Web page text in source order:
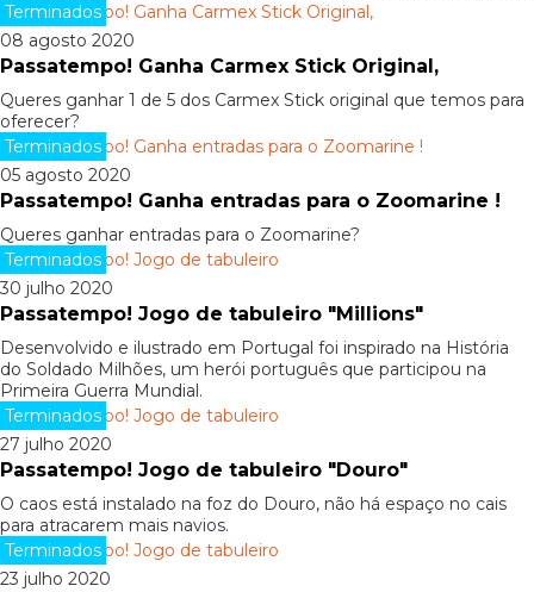
Terminados
08 agosto 2020
Passatempo! Ganha Carmex Stick Original,
Queres ganhar 1 de 5 dos Carmex Stick original que temos para
oferecer?
Terminados
05 agosto 2020
Passatempo! Ganha entradas para o Zoomarine !
Queres ganhar entradas para o Zoomarine?
Terminados
30 julho 2020
Passatempo! Jogo de tabuleiro "Millions"
Desenvolvido e ilustrado em Portugal foi inspirado na História
do Soldado Milhões, um herói português que participou na
Primeira Guerra Mundial.
Terminados
27 julho 2020
Passatempo! Jogo de tabuleiro "Douro"
O caos está instalado na foz do Douro, não há espaço no cais
para atracarem mais navios.
Terminados
23 julho 2020